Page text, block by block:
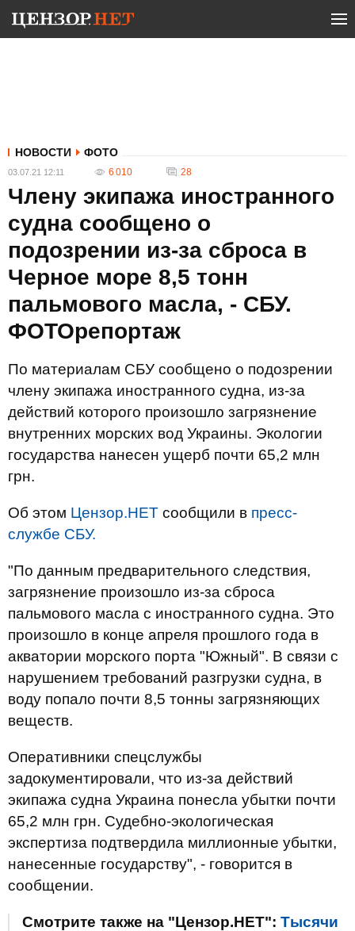
НОВОСТИ ФОТО
03.07.21 12:11 6 010 28
Члену экипажа иностранного
судна сообщено о
подозрении из-за сброса в
Черное море 8,5 тонн
пальмового масла, - СБУ.
ФОТОрепортаж
По материалам СБУ сообщено о подозрении
члену экипажа иностранного судна, из-за
действий которого произошло загрязнение
внутренних морских вод Украины. Экологии
государства нанесен ущерб почти 65,2 млн
грн.
Об этом Цензор.НЕТ сообщили в пресс-
службе СБУ.
"По данным предварительного следствия,
загрязнение произошло из-за сброса
пальмового масла с иностранного судна. Это
произошло в конце апреля прошлого года в
акватории морского порта "Южный". В связи с
нарушением требований разгрузки судна, в
воду попало почти 8,5 тонны загрязняющих
веществ.
Оперативники спецслужбы
задокументировали, что из-за действий
экипажа судна Украина понесла убытки почти
65,2 млн грн. Судебно-экологическая
экспертиза подтвердила миллионные убытки,
нанесенные государству", - говорится в
сообщении.
Смотрите также на "Цензор.НЕТ": Тысячи